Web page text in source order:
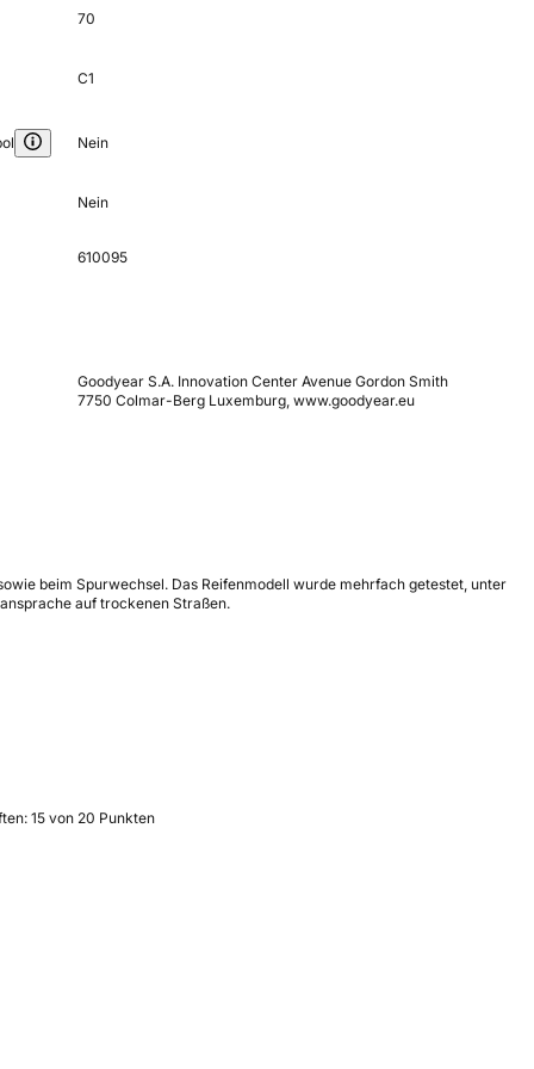
70
C1
Nein
Nein
610095
Goodyear S.A. Innovation Center Avenue Gordon Smith
7750 Colmar-Berg Luxemburg, www.goodyear.eu
beim Spurwechsel. Das Reifenmodell wurde mehrfach getestet, unter
auf trockenen Straßen.
15 von 20 Punkten